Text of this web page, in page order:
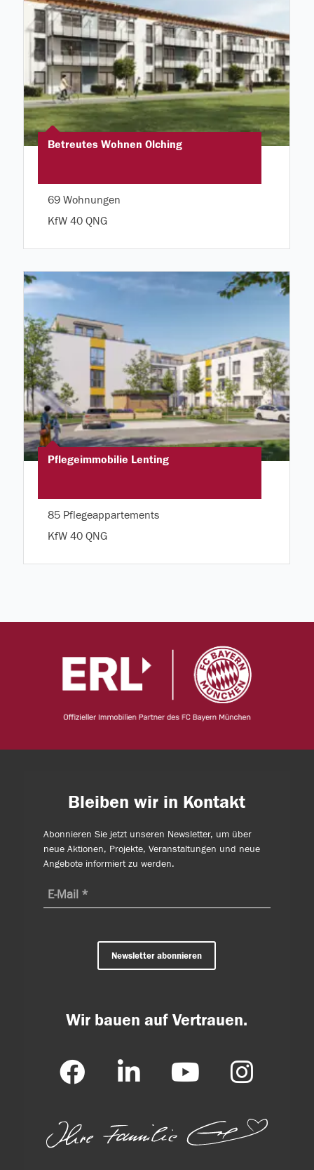
Betreutes Wohnen Olching
69 Wohnungen
KfW 40 QNG
Pflegeimmobilie Lenting
85 Pflegeappartements
KfW 40 QNG
Bleiben wir in Kontakt
Abonnieren Sie jetzt unseren Newsletter, um über
neue Aktionen, Projekte, Veranstaltungen und neue
Angebote informiert zu werden.
Newsletter abonnieren
Wir bauen auf Vertrauen.